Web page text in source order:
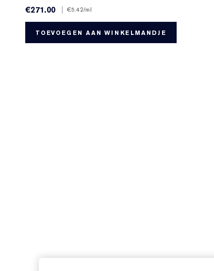
€271.00
| €5.42/ml
TOEVOEGEN AAN WINKELMANDJE